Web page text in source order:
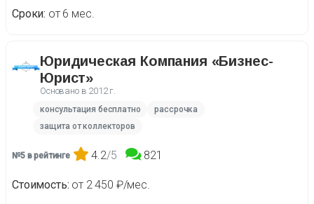
Сроки от 6 мес.
Юридическая Компания «Бизнес-
Юрист»
Основано в 2012 г.
консультация бесплатно
рассрочка
защита от коллекторов
№5 в рейтинге 4.2/5 821
Стоимость от 2 450 ₽/мес.